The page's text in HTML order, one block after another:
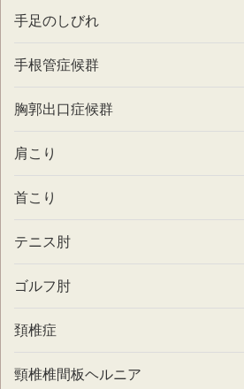
手足のしびれ
手根管症候群
胸郭出口症候群
肩こり
首こり
テニス肘
ゴルフ肘
頚椎症
頸椎椎間板ヘルニア